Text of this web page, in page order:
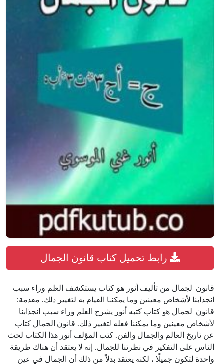
قانون الجمال من تأليف أنور هو كتاب يستكشف العلم وراء سبب
انجذابنا لأشخاص معينين وما يمكننا القيام به لتغيير ذلك. مقدمة:
قانون الجمال هو كتاب كتبه أنور يشرح العلم وراء سبب انجذابنا
لأشخاص معينين وما يمكننا فعله لتغيير ذلك. قانون الجمال كتاب
عن تاريخ العالم والجمال والفن. كتب المؤلف أنور هذا الكتاب لحث
الناس على التفكير في نظرتنا للجمال. إنه لا يعتقد أن هناك طريقة
واحدة لتكون جميلًا ، لكنه يعتقد بدلاً من ذلك أن الجمال في عين